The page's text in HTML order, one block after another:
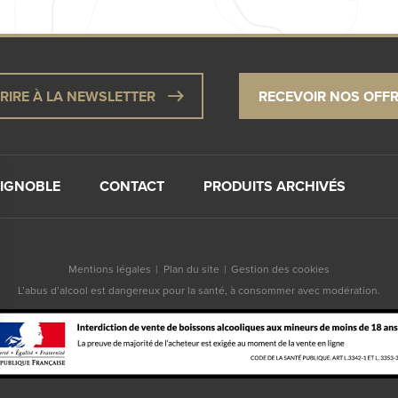
À LA NEWSLETTER RECEVOIR NOS
CONTACT PRODUITS ARCHIVÉS
Mentions légales Plan du site
Gestion des cookies
L’abus d’alcool est dangereux pour la santé, à consommer avec modération.
Options
de confidentialité, en garantissant la conformité avec